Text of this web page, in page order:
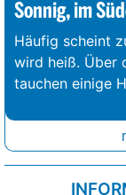
Sonnig, im
Häufig scheint
wird heiß. Über
tauchen einige